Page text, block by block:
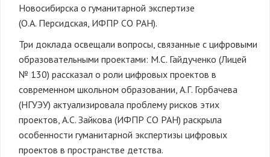
Новосибирска о гуманитарной экспертизе
(О.А. Персидская, ИФПР СО РАН).
Три доклада освещали вопросы, связанные с цифровыми
образовательными проектами: М.С. Гайдученко (Лицей
№ 130) рассказал о роли цифровых проектов в
современном школьном образовании, А.Г. Горбачева
(НГУЭУ) актуализировала проблему рисков этих
проектов, А.С. Зайкова (ИФПР СО РАН) раскрыла
особенности гуманитарной экспертизы цифровых
проектов в пространстве детства.